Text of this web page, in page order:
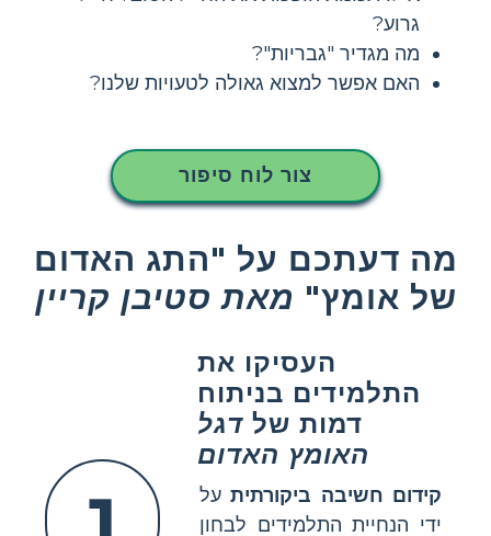
גרוע?
מה מגדיר "גבריות"?
האם אפשר למצוא גאולה לטעויות שלנו?
צור לוח סיפור
מה דעתכם על "התג האדום
של אומץ" מאת סטיבן קריין
העסיקו את
התלמידים בניתוח
דמות שלדגל
האומץ האדום
קידום חשיבה ביקורתיתעל
ידי הנחיית התלמידים לבחון